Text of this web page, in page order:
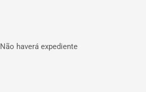
Não haverá expediente